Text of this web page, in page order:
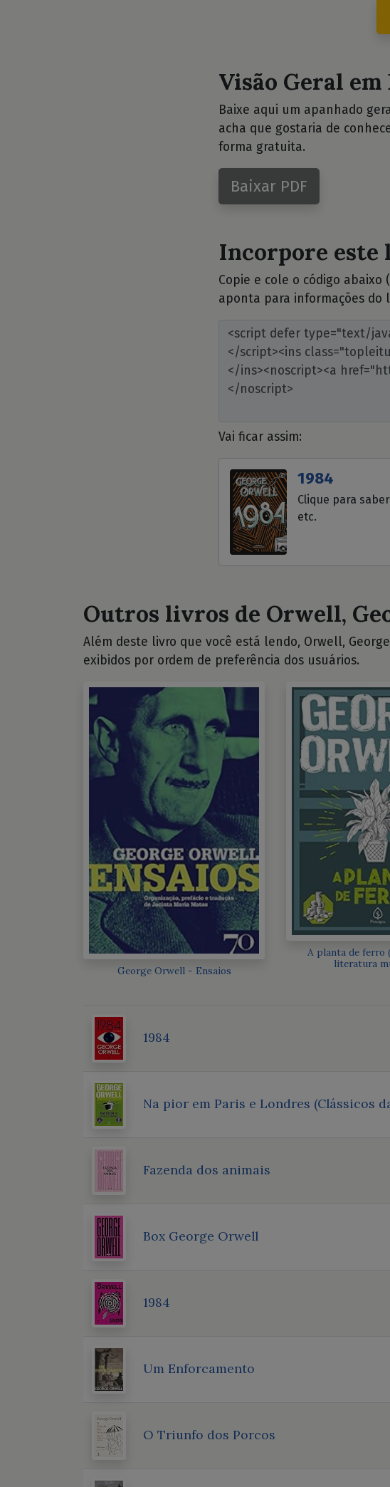
Visão Geral em
Baixe aqui um apanhado
acha que gostaria de
forma gratuita.
Baixar PDF
Incorpore este
Copie e cole o código
aponta para informações do
Vai ficar assim:
1984
Clique para
etc.
Outros livros de Orwell,
Além deste livro que você está lendo, Orwell,
exibidos por ordem de preferência dos usuários.
George Orwell - Ensaios
A planta de ferro
literatura
1984
Na pior em Paris e Londres (Clássicos
Fazenda dos animais
Box George Orwell
1984
Um Enforcamento
O Triunfo dos Porcos